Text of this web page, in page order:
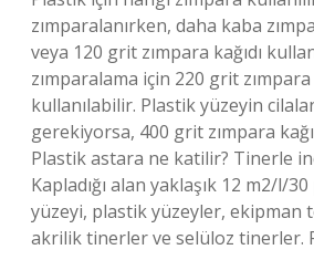
zımparalanırken, daha kaba
veya 120 grit zımpara kağıdı
zımparalama için 220 grit zımpara
kullanılabilir. Plastik yüzeyin
gerekiyorsa, 400 grit zımpara
Plastik astara ne katilir? Tinerle
Kapladığı alan yaklaşık 12 m2/l/
yüzeyi, plastik yüzeyler, ekipman
akrilik tinerler ve selüloz tinerler.